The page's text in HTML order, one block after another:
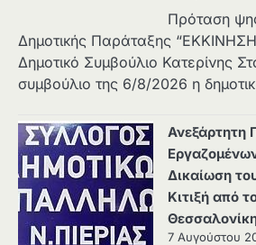
Πρόταση
Δημοτικής Παράταξης
Δημοτικό Συμβούλιο Κατερίνης
συμβούλιο της 6/8/2026 η
Ανεξάρτητη
Δικαίωση
Κιτιξή από
7 Αυγούστου